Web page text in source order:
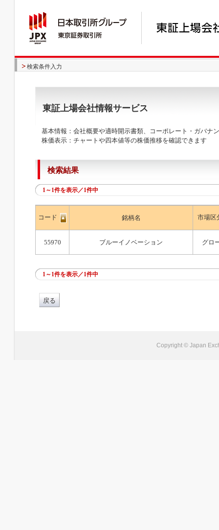
検索条件入力
東証上場会社情報サービス
基本情報：会社概要や適時開示書類、コーポレート・ガバナ
株価表示：チャートや四本値等の株価推移を確認できます
検索結果
1～1件を表示／1件中
コード 銘柄名 市場区
55970 ブルーイノベーション グロ
1～1件を表示／1件中